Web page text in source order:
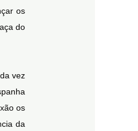
os
do
vez
os
da